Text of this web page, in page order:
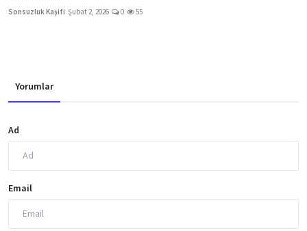
Sonsuzluk Kaşifi Şubat 2, 2026 0 55
Yorumlar
Ad
Email